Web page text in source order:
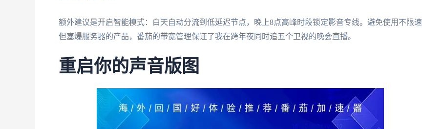
额外建议是开启智能模式：白天自动分流到低延迟节点，晚上8点高峰时段锁定影音专线。避免使用不限速
但塞爆服务器的产品，番茄的带宽管理保证了我在跨年夜同时追五个卫视的晚会直播。
重启你的声音版图